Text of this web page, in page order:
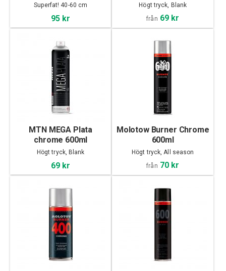
Superfat! 40-60 cm
95 kr
Högt tryck, Blank
från 69 kr
MTN MEGA Plata
chrome 600ml
Högt tryck, Blank
69 kr
Molotow Burner Chrome
600ml
Högt tryck, All season
från 70 kr